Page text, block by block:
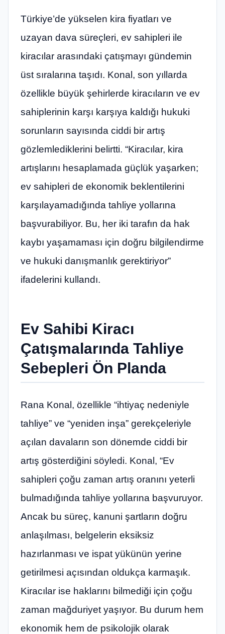
Türkiye’de yükselen kira fiyatları ve
uzayan dava süreçleri, ev sahipleri ile
kiracılar arasındaki çatışmayı gündemin
üst sıralarına taşıdı. Konal, son yıllarda
özellikle büyük şehirlerde kiracıların ve ev
sahiplerinin karşı karşıya kaldığı hukuki
sorunların sayısında ciddi bir artış
gözlemlediklerini belirtti. “Kiracılar, kira
artışlarını hesaplamada güçlük yaşarken;
ev sahipleri de ekonomik beklentilerini
karşılayamadığında tahliye yollarına
başvurabiliyor. Bu, her iki tarafın da hak
kaybı yaşamaması için doğru bilgilendirme
ve hukuki danışmanlık gerektiriyor”
ifadelerini kullandı.
Ev Sahibi Kiracı
Çatışmalarında Tahliye
Sebepleri Ön Planda
Rana Konal, özellikle “ihtiyaç nedeniyle
tahliye” ve “yeniden inşa” gerekçeleriyle
açılan davaların son dönemde ciddi bir
artış gösterdiğini söyledi. Konal, “Ev
sahipleri çoğu zaman artış oranını yeterli
bulmadığında tahliye yollarına başvuruyor.
Ancak bu süreç, kanuni şartların doğru
anlaşılması, belgelerin eksiksiz
hazırlanması ve ispat yükünün yerine
getirilmesi açısından oldukça karmaşık.
Kiracılar ise haklarını bilmediği için çoğu
zaman mağduriyet yaşıyor. Bu durum hem
ekonomik hem de psikolojik olarak